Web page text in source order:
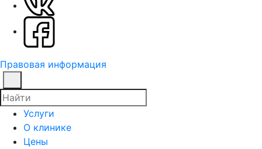
Правовая информация
Услуги
О клинике
Цены